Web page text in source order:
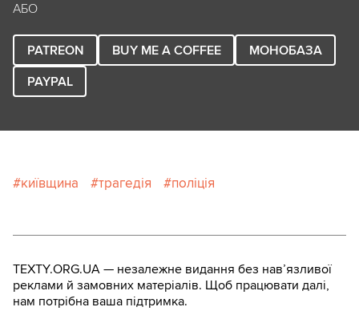
АБО
PATREON BUY ME A COFFEE
МОНОБАЗА
PAYPAL
київщина трагедія поліція
TEXTY.ORG.UA — незалежне видання без навʼязливої
реклами й замовних матеріалів. Щоб працювати далі,
нам потрібна ваша підтримка.